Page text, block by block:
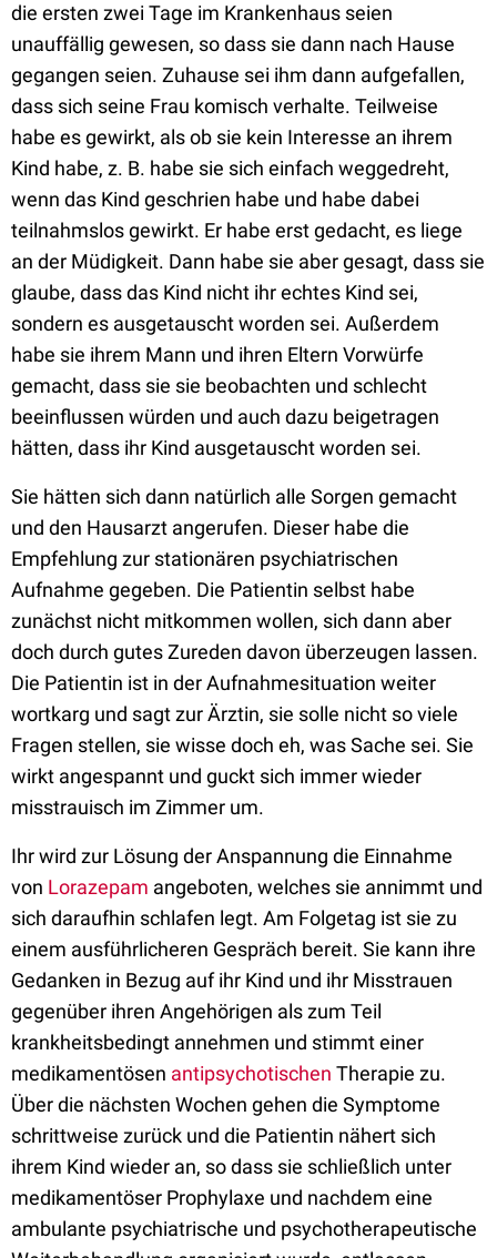
die ersten zwei Tage im Krankenhaus seien
unauffällig gewesen, so dass sie dann nach Hause
gegangen seien. Zuhause sei ihm dann aufgefallen,
dass sich seine Frau komisch verhalte. Teilweise
habe es gewirkt, als ob sie kein Interesse an ihrem
Kind habe, z. B. habe sie sich einfach weggedreht,
wenn das Kind geschrien habe und habe dabei
teilnahmslos gewirkt. Er habe erst gedacht, es liege
an der Müdigkeit. Dann habe sie aber gesagt, dass sie
glaube, dass das Kind nicht ihr echtes Kind sei,
sondern es ausgetauscht worden sei. Außerdem
habe sie ihrem Mann und ihren Eltern Vorwürfe
gemacht, dass sie sie beobachten und schlecht
beeinflussen würden und auch dazu beigetragen
hätten, dass ihr Kind ausgetauscht worden sei.
Sie hätten sich dann natürlich alle Sorgen gemacht
und den Hausarzt angerufen. Dieser habe die
Empfehlung zur stationären psychiatrischen
Aufnahme gegeben. Die Patientin selbst habe
zunächst nicht mitkommen wollen, sich dann aber
doch durch gutes Zureden davon überzeugen lassen.
Die Patientin ist in der Aufnahmesituation weiter
wortkarg und sagt zur Ärztin, sie solle nicht so viele
Fragen stellen, sie wisse doch eh, was Sache sei. Sie
wirkt angespannt und guckt sich immer wieder
misstrauisch im Zimmer um.
Ihr wird zur Lösung der Anspannung die Einnahme
von Lorazepam angeboten, welches sie annimmt und
sich daraufhin schlafen legt. Am Folgetag ist sie zu
einem ausführlicheren Gespräch bereit. Sie kann ihre
Gedanken in Bezug auf ihr Kind und ihr Misstrauen
gegenüber ihren Angehörigen als zum Teil
krankheitsbedingt annehmen und stimmt einer
medikamentösen antipsychotischen Therapie zu.
Über die nächsten Wochen gehen die Symptome
schrittweise zurück und die Patientin nähert sich
ihrem Kind wieder an, so dass sie schließlich unter
medikamentöser Prophylaxe und nachdem eine
ambulante psychiatrische und psychotherapeutische